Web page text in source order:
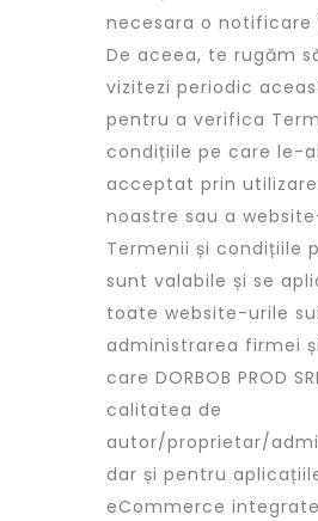
necesara o notificare
De aceea, te rugăm
vizitezi periodic
pentru a verifica
condițiile pe care le-ai
acceptat prin
noastre sau a
Termenii și condițiile
sunt valabile și se
toate website-urile
administrarea firmei
care DORBOB PROD
calitatea de
autor/proprietar/
dar și pentru
eCommerce